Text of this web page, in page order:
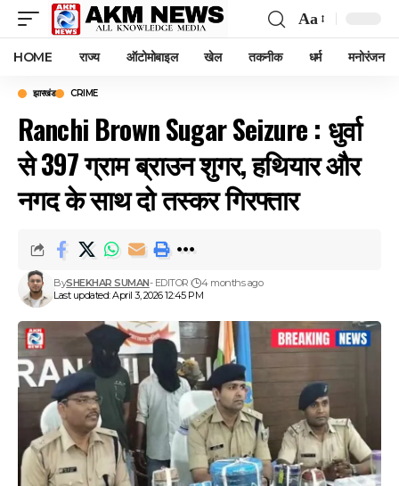
Font
Aa
HOME राज्य ऑटोमोबाइल खेल तकनीक धर्म मनोरंजन
झारखंड CRIME
Ranchi Brown Sugar Seizure : धुर्वा
से 397 ग्राम ब्राउन शुगर, हथियार और
नगद के साथ दो तस्कर गिरफ्तार
Last updated: April 3, 2026 12:45 PM
BySHEKHAR SUMAN- EDITOR 4 months ago